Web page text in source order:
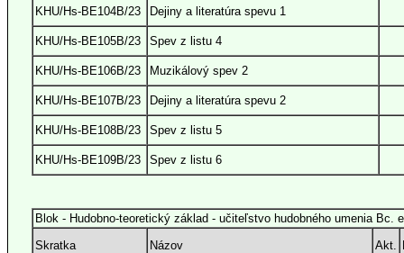
KHU/Hs-BE104B/23 Dejiny a literatúra spevu 1
KHU/Hs-BE105B/23 Spev z listu 4
KHU/Hs-BE106B/23 Muzikálový spev 2
KHU/Hs-BE107B/23 Dejiny a literatúra spevu 2
KHU/Hs-BE108B/23 Spev z listu 5
KHU/Hs-BE109B/23 Spev z listu 6
Blok - Hudobno-teoretický základ - učiteľstvo hudobného umenia Bc.
Skratka
Názov Akt.